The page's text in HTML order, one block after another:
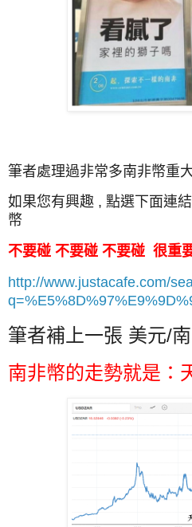
筆者處理過非常多南非幣重
如果您有興趣 , 點選下面連
幣
不要碰 不要碰 不要碰 很重
http://www.justacafe.com/
筆者補上一張 美元/
南非幣的走勢就是：